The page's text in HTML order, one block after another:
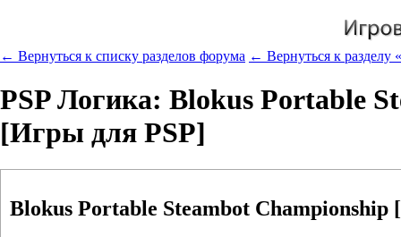
← Вернуться к списку разделов форума ← Вернуться к разделу
PSP Логика: Blokus Portable
[Игры для PSP]
Blokus Portable Steambot